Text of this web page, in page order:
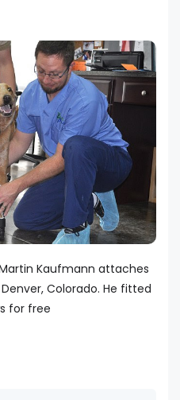
Kaufmann attaches
Colorado. He fitted
for free